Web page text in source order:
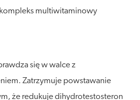
multiwitaminowy
się w walce z
Zatrzymuje powstawanie
że redukuje dihydrotestosteron